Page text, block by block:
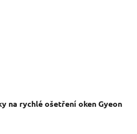
na rychlé ošetření oken Gyeon